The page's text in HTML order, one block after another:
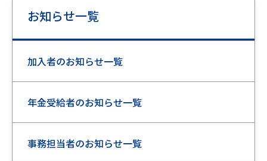
お知らせ一覧
加入者のお知らせ一覧
年金受給者のお知らせ一覧
事務担当者のお知らせ一覧